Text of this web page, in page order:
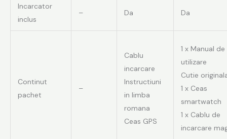
Incarcator
inclus
– Da Da
Continut
pachet
–
Cablu
incarcare
Instructiuni
in limba
romana
Ceas GPS
1 x Manual de
utilizare
Cutie
1 x Ceas
smartwatch
1 x Cablu de
incarcare